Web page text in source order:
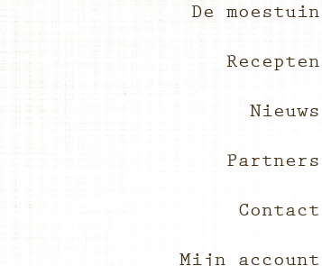
De moestuin
Recepten
Nieuws
Partners
Contact
Mijn account